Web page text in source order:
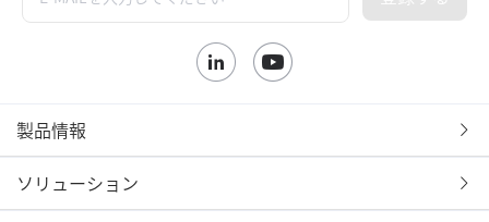
製品情報
ソリューション